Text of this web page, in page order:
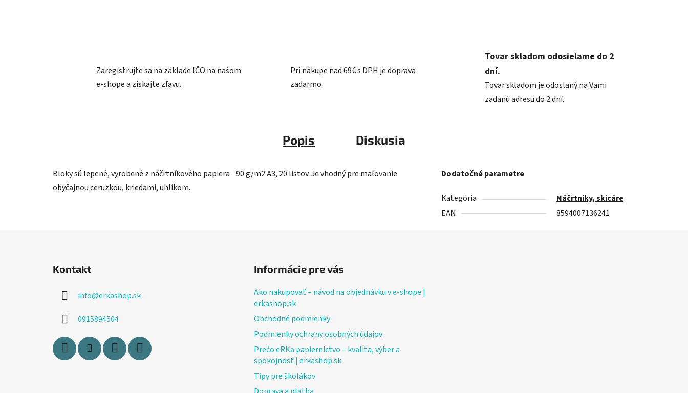
Zaregistrujte sa na základe IČO na našom
e-shope a získajte zľavu.
Pri nákupe nad 69€ s DPH je doprava
zadarmo.
Tovar skladom odosielame do 2
dní.
Tovar skladom je odoslaný na Vami
zadanú adresu do 2 dní.
Popis Diskusia
Bloky sú lepené, vyrobené z náčrtníkového papiera - 90 g/m2 A3, 20 listov. Je vhodný pre maľovanie
obyčajnou ceruzkou, kriedami, uhlíkom.
Dodatočné parametre
Kategória
Náčrtníky, skicáre
EAN
8594007136241
Kontakt
info@erkashop.sk
0915894504
Informácie pre vás
Ako nakupovať – návod na objednávku v e-shope |
erkashop.sk
Obchodné podmienky
Podmienky ochrany osobných údajov
Prečo eRKa papiernictvo – kvalita, výber a
spokojnosť | erkashop.sk
Tipy pre školákov